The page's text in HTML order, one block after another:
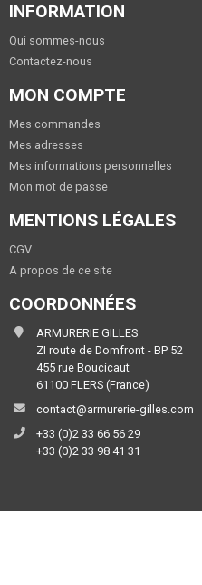
INFORMATION
Qui sommes-nous
Contactez-nous
MON COMPTE
Mes commandes
Mes adresses
Mes informations personnelles
Mon mot de passe
MENTIONS LÉGALES
CGV
A propos de ce site
COORDONNÉES
ARMURERIE GILLES
ZI route de Domfront - BP 52
455 rue Boucicaut
61100 FLERS (France)
contact@armurerie-gilles.com
+33 (0)2 33 66 56 29
+33 (0)2 33 98 41 31